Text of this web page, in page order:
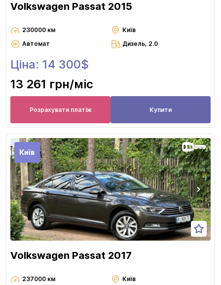
Volkswagen Passat 2015
230000 км
Київ
Автомат
Дизель, 2.0
Ціна: 14 300$
13 261 грн/міс
Розрахувати платіж Купити
Київ
Volkswagen Passat 2017
237000 км Київ